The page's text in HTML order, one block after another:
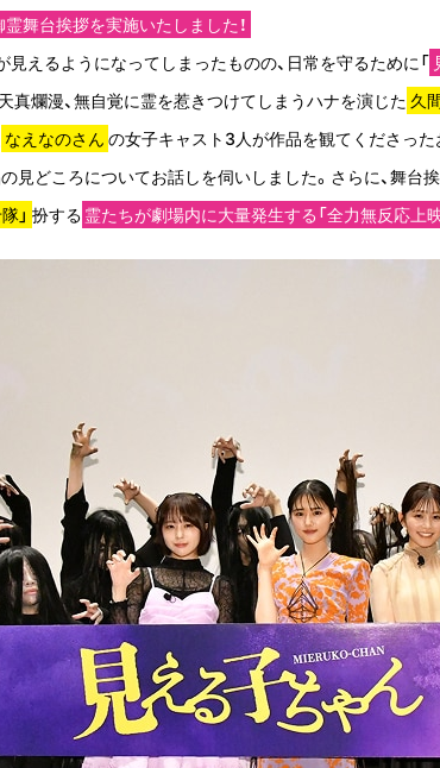
舞台挨拶を実施いたしました！
見えるようになってしまったものの、日常を守るために「
真爛漫、無自覚に霊を惹きつけてしまうハナを演じた 久
なえなのさん の女子キャスト3人が作品を観てくださった
見どころについてお話しを伺いしました。さらに、舞台
」 扮する 霊たちが劇場内に大量発生する「全力無反応上映